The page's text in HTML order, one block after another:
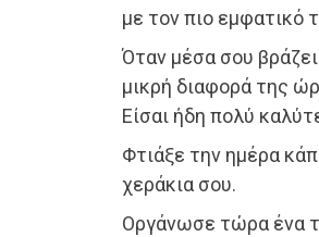
με τον πιο εμφατικό
Όταν μέσα σου
μικρή διαφορά της
Είσαι ήδη πολύ
Φτιάξε την ημέρα
χεράκια σου.
Οργάνωσε τώρα ένα